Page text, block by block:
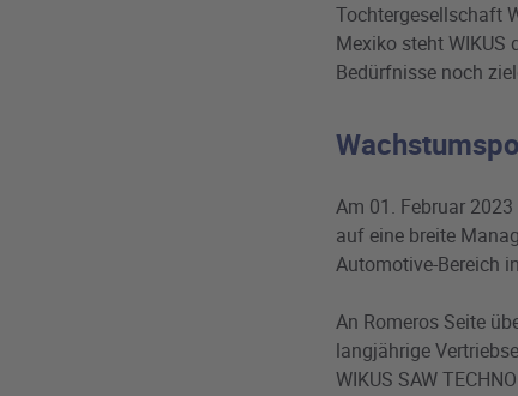
Tochtergesellschaft
Mexiko steht WIKUS
Bedürfnisse noch
Am 01. Februar
auf eine breite
Automotive-Bereich
An Romeros Seite
langjährige
WIKUS SAW